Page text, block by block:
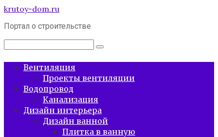
Перейти
контенту
krutoy-dom.ru
Портал о строительстве
Поиск:
Вентиляция
Проекты вентиляции
Водопровод
Канализация
Дизайн интерьера
Дизайн ванной
Плитка в ванную